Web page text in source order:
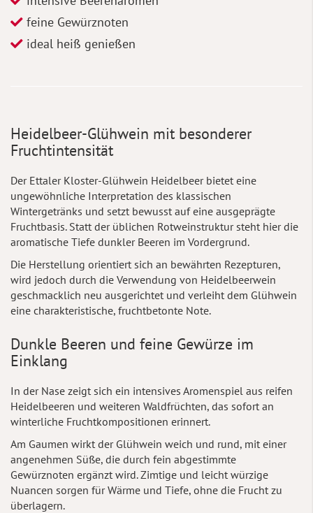
feine Gewürznoten
ideal heiß genießen
Heidelbeer-Glühwein mit besonderer
Fruchtintensität
Der Ettaler Kloster-Glühwein Heidelbeer bietet eine
ungewöhnliche Interpretation des klassischen
Wintergetränks und setzt bewusst auf eine ausgeprägte
Fruchtbasis. Statt der üblichen Rotweinstruktur steht hier die
aromatische Tiefe dunkler Beeren im Vordergrund.
Die Herstellung orientiert sich an bewährten Rezepturen,
wird jedoch durch die Verwendung von Heidelbeerwein
geschmacklich neu ausgerichtet und verleiht dem Glühwein
eine charakteristische, fruchtbetonte Note.
Dunkle Beeren und feine Gewürze im
Einklang
In der Nase zeigt sich ein intensives Aromenspiel aus reifen
Heidelbeeren und weiteren Waldfrüchten, das sofort an
winterliche Fruchtkompositionen erinnert.
Am Gaumen wirkt der Glühwein weich und rund, mit einer
angenehmen Süße, die durch fein abgestimmte
Gewürznoten ergänzt wird. Zimtige und leicht würzige
Nuancen sorgen für Wärme und Tiefe, ohne die Frucht zu
überlagern.